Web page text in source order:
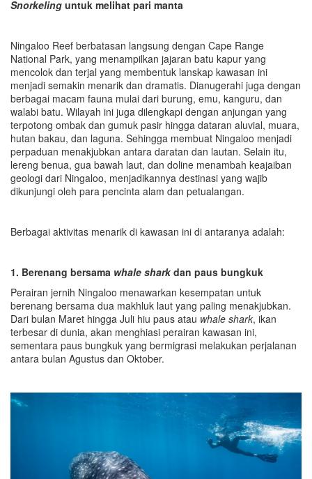
Snorkeling untuk melihat pari manta
Ningaloo Reef berbatasan langsung dengan Cape Range
National Park, yang menampilkan jajaran batu kapur yang
mencolok dan terjal yang membentuk lanskap kawasan ini
menjadi semakin menarik dan dramatis. Dianugerahi juga dengan
berbagai macam fauna mulai dari burung, emu, kanguru, dan
walabi batu. Wilayah ini juga dilengkapi dengan anjungan yang
terpotong ombak dan gumuk pasir hingga dataran aluvial, muara,
hutan bakau, dan laguna. Sehingga membuat Ningaloo menjadi
perpaduan menakjubkan antara daratan dan lautan. Selain itu,
lereng benua, gua bawah laut, dan doline menambah keajaiban
geologi dari Ningaloo, menjadikannya destinasi yang wajib
dikunjungi oleh para pencinta alam dan petualangan.
Berbagai aktivitas menarik di kawasan ini di antaranya adalah:
1. Berenang bersama whale sharkdan paus bungkuk
Perairan jernih Ningaloo menawarkan kesempatan untuk
berenang bersama dua makhluk laut yang paling menakjubkan.
Dari bulan Maret hingga Juli hiu paus atau whale shark, ikan
terbesar di dunia, akan menghiasi perairan kawasan ini,
sementara paus bungkuk yang bermigrasi melakukan perjalanan
antara bulan Agustus dan Oktober.